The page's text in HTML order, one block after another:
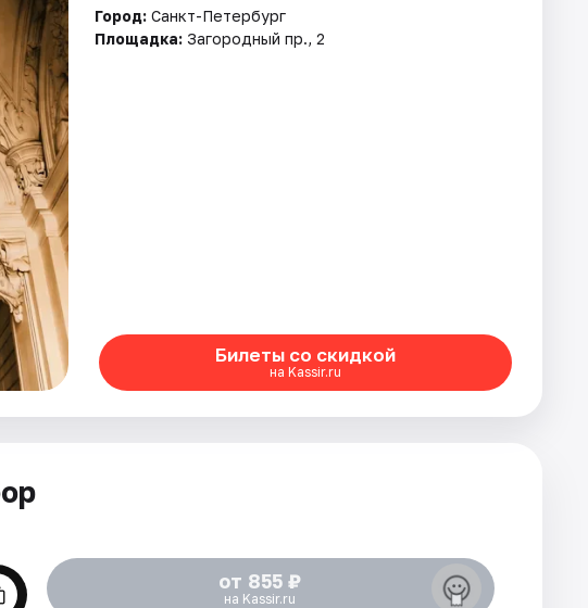
Город: Санкт-Петербург
Площадка: Загородный пр., 2
Билеты со скидкой
на Kassir.ru
от 855 ₽
на Kassir.ru